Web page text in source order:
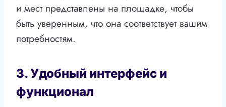
и мест представлены на площадке, чтобы
быть уверенным, что она соответствует вашим
потребностям.
3. Удобный интерфейс и
функционал